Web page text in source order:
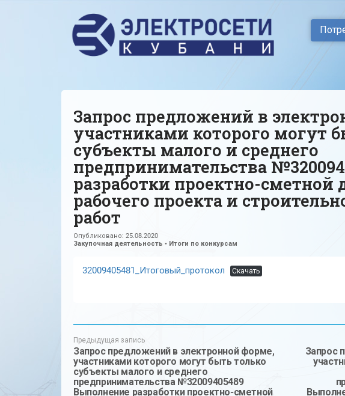
Запрос предложений в
участниками которого могут
субъекты малого и среднего
предпринимательства
разработки проектно-
рабочего проекта и
работ
Опубликовано: 25.08.2020
Закупочная деятельность • Итоги по конкурсам
32009405481_Итоговый_протокол Скачать
Предыдущая запись
Запрос предложений в электронной форме,
участниками которого могут быть только
субъекты малого и среднего
предпринимательства №32009405489
Выполнение разработки проектно-сметной
Запрос